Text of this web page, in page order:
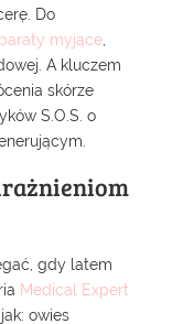
Do
myjące,
A kluczem
skórze
S.O.S. o
gdy latem
Medical Expert
owies